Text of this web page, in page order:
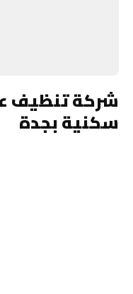
شركة تنظيف
سكنية بجدة